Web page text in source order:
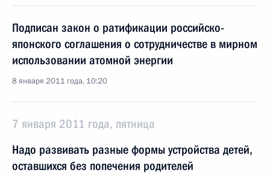
Подписан закон о ратификации российско-
японского соглашения о сотрудничестве в мирном
использовании атомной энергии
8 января 2011 года, 10:20
7 января 2011 года, пятница
Надо развивать разные формы устройства детей,
оставшихся без попечения родителей